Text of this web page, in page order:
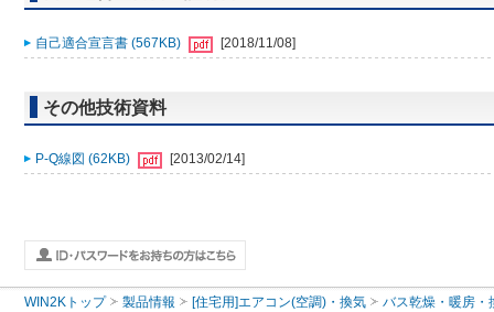
自己適合宣言書 (567KB) [2018/11/08]
その他技術資料
P-Q線図 (62KB) [2013/02/14]
WIN2Kトップ 製品情報 [住宅用]エアコン(空調)・換気 バス乾燥・暖房・